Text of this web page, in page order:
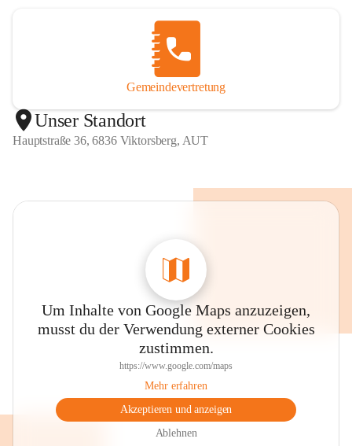
Gemeindevertretung
Unser Standort
Hauptstraße 36, 6836 Viktorsberg, AUT
Um Inhalte von Google Maps anzuzeigen,
musst du der Verwendung externer Cookies
zustimmen.
https://www.google.com/maps
Mehr erfahren
Akzeptieren und anzeigen
Ablehnen